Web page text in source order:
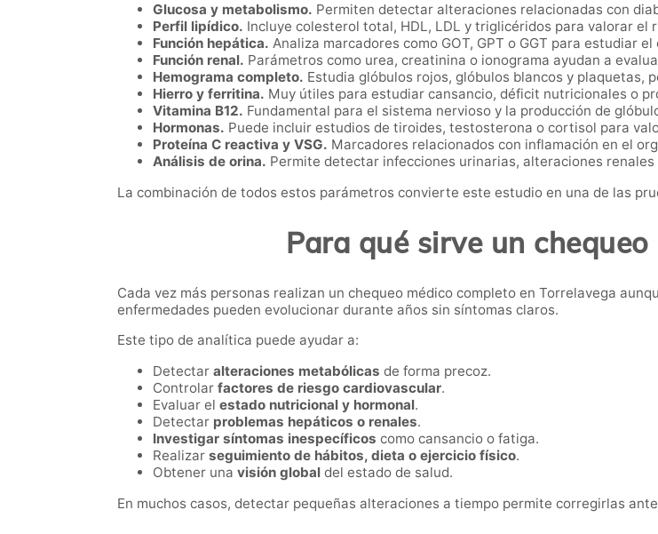
Glucosa y metabolismo. Permiten detectar alteraciones relacionadas con
Perfil lipídico. Incluye colesterol total, HDL, LDL y triglicéridos para valorar el
Función hepática. Analiza marcadores como GOT, GPT o GGT para estudiar
Función renal. Parámetros como urea, creatinina o ionograma ayudan a
Hemograma completo. Estudia glóbulos rojos, glóbulos blancos y
Hierro y ferritina. Muy útiles para estudiar cansancio, déficit nutricionales o
Vitamina B12. Fundamental para el sistema nervioso y la producción de
Hormonas. Puede incluir estudios de tiroides, testosterona o cortisol para
Proteína C reactiva y VSG. Marcadores relacionados con inflamación en el
Análisis de orina. Permite detectar infecciones urinarias, alteraciones renales
La combinación de todos estos parámetros convierte este estudio en una de las
Para qué sirve un
Cada vez más personas realizan un chequeo médico completo en Torrelavega
enfermedades pueden evolucionar durante años sin síntomas claros.
Este tipo de analítica puede ayudar a:
Detectar alteraciones metabólicas de forma precoz.
Controlar factores de riesgo cardiovascular.
Evaluar el estado nutricional y hormonal.
Detectar problemas hepáticos o renales.
Investigar síntomas inespecíficos como cansancio o fatiga.
Realizar seguimiento de hábitos, dieta o ejercicio físico.
Obtener una visión global del estado de salud.
En muchos casos, detectar pequeñas alteraciones a tiempo permite corregirlas